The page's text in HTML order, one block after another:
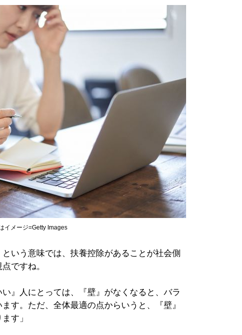
イメージ=Getty Images
いう意味では、扶養控除があることが社会側
ですね。
』人にとっては、『壁』がなくなると、バラ
す。ただ、全体最適の点からいうと、『壁』
す」